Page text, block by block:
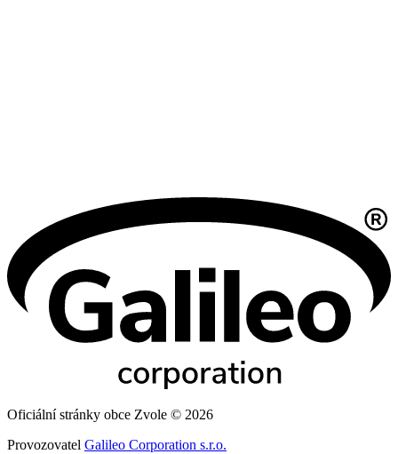
Oficiální stránky obce Zvole © 2026
Provozovatel Galileo Corporation s.r.o.